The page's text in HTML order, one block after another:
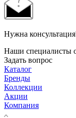
Нужна
Наши специалисты
Задать вопрос
Каталог
Бренды
Коллекции
Акции
Компания